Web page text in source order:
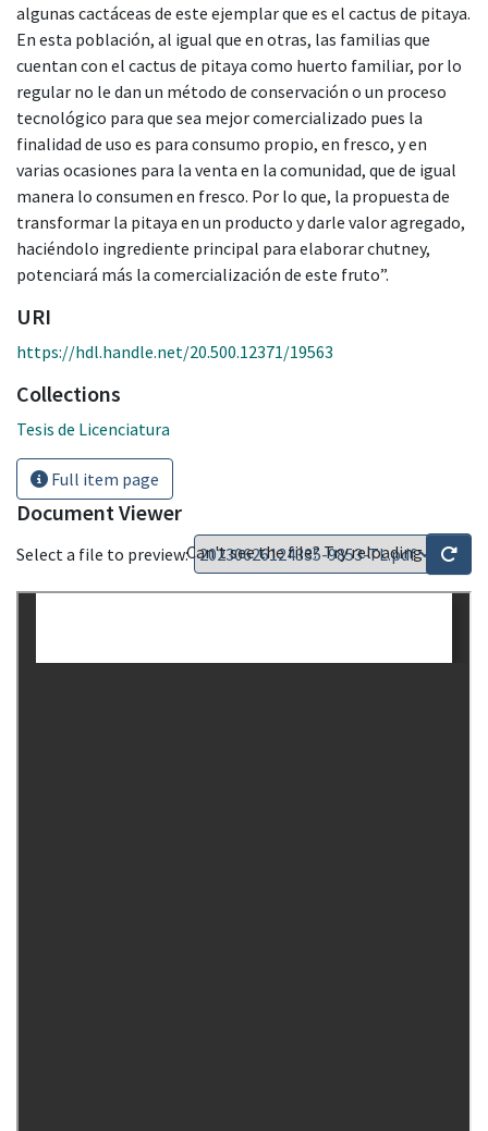
algunas cactáceas de este ejemplar que es el cactus de pitaya.
En esta población, al igual que en otras, las familias que
cuentan con el cactus de pitaya como huerto familiar, por lo
regular no le dan un método de conservación o un proceso
tecnológico para que sea mejor comercializado pues la
finalidad de uso es para consumo propio, en fresco, y en
varias ocasiones para la venta en la comunidad, que de igual
manera lo consumen en fresco. Por lo que, la propuesta de
transformar la pitaya en un producto y darle valor agregado,
haciéndolo ingrediente principal para elaborar chutney,
potenciará más la comercialización de este fruto”.
URI
https://hdl.handle.net/20.500.12371/19563
Collections
Tesis de Licenciatura
Full item page
Document Viewer
Select a file to preview:Can't see the file? Try reloading